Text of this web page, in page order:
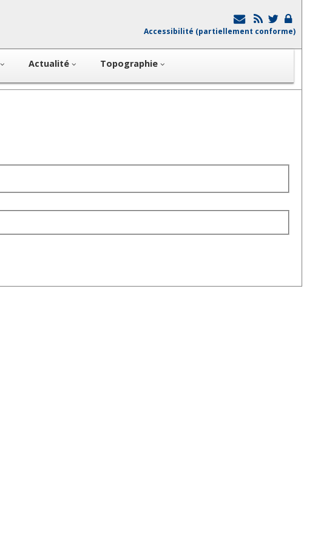
Accessibilité (partiellement conforme)
Actualité Topographie